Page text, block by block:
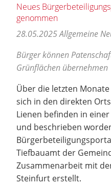
Neues
genommen
28.05.2025Allgemeine
Bürger können
Grünflächen übernehmen
Über die letzten
sich in den direkten
Lienen befinden in
und beschrieben
Tiefbauamt der
Zusammenarbeit mit
Steinfurt erstellt.